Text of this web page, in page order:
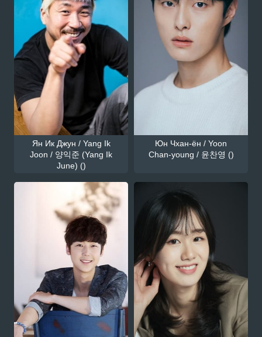
Ян Ик Джун / Yang Ik
Joon / 양익준 (Yang Ik
June) ()
Юн Чхан-ён / Yoon
Chan-young / 윤찬영 ()